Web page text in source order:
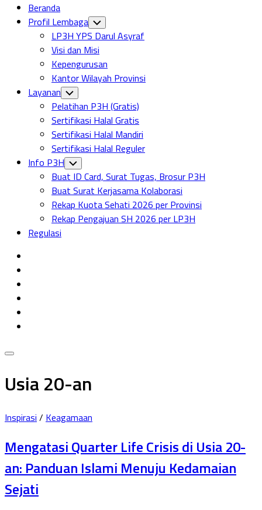
Beranda
Profil Lembaga Toggle
Child
Menu
LP3H YPS Darul Asyraf
Visi dan Misi
Kepengurusan
Kantor Wilayah Provinsi
Layanan Toggle
Child
Menu
Pelatihan P3H (Gratis)
Sertifikasi Halal Gratis
Sertifikasi Halal Mandiri
Sertifikasi Halal Reguler
Info P3H Toggle
Child
Menu
Buat ID Card, Surat Tugas, Brosur P3H
Buat Surat Kerjasama Kolaborasi
Rekap Kuota Sehati 2026 per Provinsi
Rekap Pengajuan SH 2026 per LP3H
Regulasi
Usia 20-an
Inspirasi / Keagamaan
Mengatasi Quarter Life Crisis di Usia 20-
an: Panduan Islami Menuju Kedamaian
Sejati